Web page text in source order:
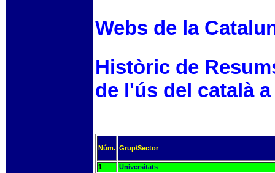
Webs de la
Històric de
de l'ús del català
Núm. Grup/Sector
1
Universitats